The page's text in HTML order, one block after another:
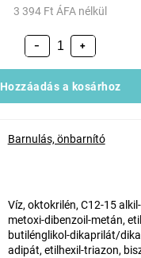
3 394 Ft ÁFA nélkül
+
−
Hozzáadás a kosárhoz
Barnulás, önbarnító
Víz, oktokrilén, C12-15
metoxi-dibenzoil-metán,
butilénglikol-dikaprilát/
adipát, etilhexil-triazon,